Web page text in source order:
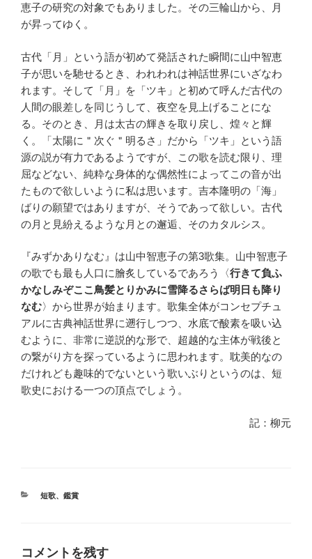
恵子の研究の対象でもありました。その三輪山から、月
が昇ってゆく。
古代「月」という語が初めて発話された瞬間に山中智恵
子が思いを馳せるとき、われわれは神話世界にいざなわ
れます。そして「月」を「ツキ」と初めて呼んだ古代の
人間の眼差しを同じうして、夜空を見上げることにな
る。そのとき、月は太古の輝きを取り戻し、煌々と輝
く。「太陽に＂次ぐ＂明るさ」だから「ツキ」という語
源の説が有力であるようですが、この歌を読む限り、理
屈などない、純粋な身体的な偶然性によってこの音が出
たもので欲しいように私は思います。吉本隆明の「海」
ばりの願望ではありますが、そうであって欲しい。古代
の月と見紛えるような月との邂逅、そのカタルシス。
『みずかありなむ』は山中智恵子の第3歌集。山中智恵子
の歌でも最も人口に膾炙しているであろう〈行きて負ふ
かなしみぞここ鳥髪とりかみに雪降るさらば明日も降り
なむ〉から世界が始まります。歌集全体がコンセプチュ
アルに古典神話世界に遡行しつつ、水底で酸素を吸い込
むように、非常に逆説的な形で、超越的な主体が戦後と
の繋がり方を探っているように思われます。耽美的なの
だけれども趣味的でないという歌いぶりというのは、短
歌史における一つの頂点でしょう。
記：柳元
カ
短歌、 鑑賞
コメントを残す